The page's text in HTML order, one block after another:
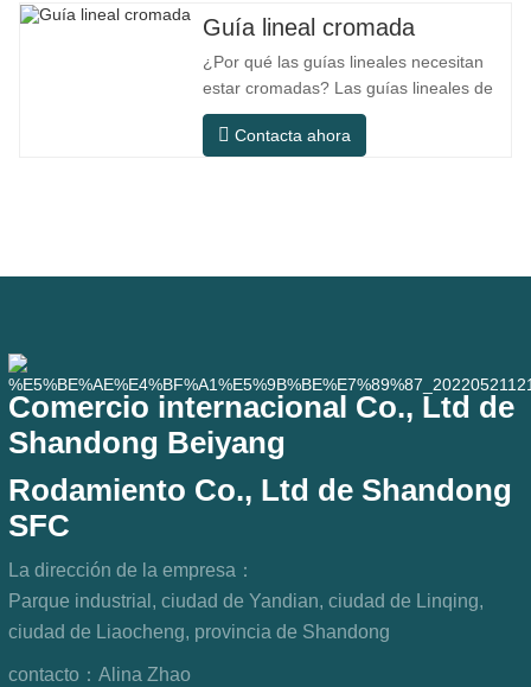
características de estructura compacta,
posicionamiento y pequeño espacio de
Guía lineal cromada
¿Por qué las guías lineales necesitan
estar cromadas? Las guías lineales de
acero ordinario pueden satisfacer las
necesidades operativas básicas en
Contacta ahora
Comercio internacional Co., Ltd de
Shandong Beiyang
Rodamiento Co., Ltd de Shandong
SFC
La dirección de la empresa：
Parque industrial, ciudad de Yandian, ciudad de Linqing,
ciudad de Liaocheng, provincia de Shandong
contacto： Alina Zhao